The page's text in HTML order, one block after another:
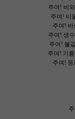
주여! 비
주여! 비
주여!
주여! 생
주여! 불
주여! 기
주여!